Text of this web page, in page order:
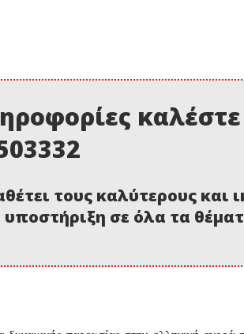
τους καλύτερους
σε όλα τα